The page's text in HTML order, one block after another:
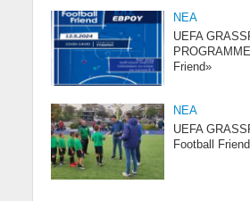
NEA
UEFA
Friend»
NEA
UEFA
Football